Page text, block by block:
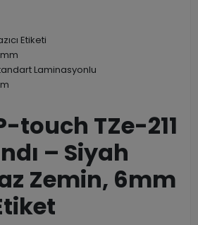
Etiketi
Laminasyonlu
touch TZe-211
– Siyah
Zemin, 6mm